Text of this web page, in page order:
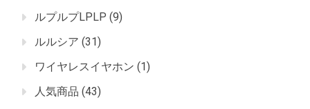
ルプルプLPLP (9)
ルルシア (31)
ワイヤレスイヤホン (1)
人気商品 (43)